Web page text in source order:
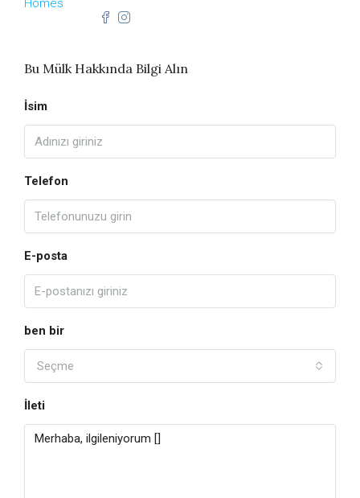
Bu Mülk Hakkında Bilgi Alın
İsim
Telefon
E-posta
ben bir
Seçme
İleti